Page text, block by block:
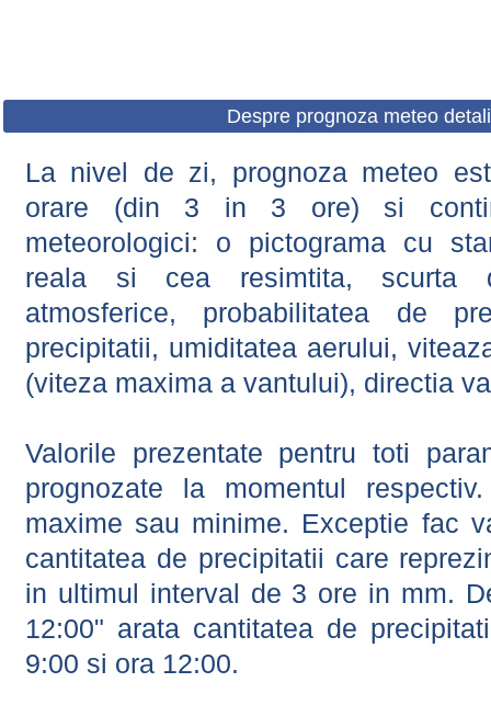
Despre prognoza meteo
La nivel de zi, prognoza meteo
orare (din 3 in 3 ore) si
meteorologici: o pictograma cu
reala si cea resimtita, scurta
atmosferice, probabilitatea de
precipitatii, umiditatea aerului,
(viteza maxima a vantului), directia
Valorile prezentate pentru toti
prognozate la momentul
maxime sau minime. Exceptie fac
cantitatea de precipitatii care
in ultimul interval de 3 ore in mm.
12:00" arata cantitatea de
9:00 si ora 12:00.